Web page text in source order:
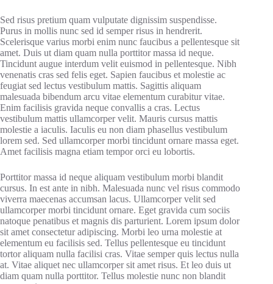
Sed risus pretium quam vulputate dignissim suspendisse.
Purus in mollis nunc sed id semper risus in hendrerit.
Scelerisque varius morbi enim nunc faucibus a pellentesque sit
amet. Duis ut diam quam nulla porttitor massa id neque.
Tincidunt augue interdum velit euismod in pellentesque. Nibh
venenatis cras sed felis eget. Sapien faucibus et molestie ac
feugiat sed lectus vestibulum mattis. Sagittis aliquam
malesuada bibendum arcu vitae elementum curabitur vitae.
Enim facilisis gravida neque convallis a cras. Lectus
vestibulum mattis ullamcorper velit. Mauris cursus mattis
molestie a iaculis. Iaculis eu non diam phasellus vestibulum
lorem sed. Sed ullamcorper morbi tincidunt ornare massa eget.
Amet facilisis magna etiam tempor orci eu lobortis.
Porttitor massa id neque aliquam vestibulum morbi blandit
cursus. In est ante in nibh. Malesuada nunc vel risus commodo
viverra maecenas accumsan lacus. Ullamcorper velit sed
ullamcorper morbi tincidunt ornare. Eget gravida cum sociis
natoque penatibus et magnis dis parturient. Lorem ipsum dolor
sit amet consectetur adipiscing. Morbi leo urna molestie at
elementum eu facilisis sed. Tellus pellentesque eu tincidunt
tortor aliquam nulla facilisi cras. Vitae semper quis lectus nulla
at. Vitae aliquet nec ullamcorper sit amet risus. Et leo duis ut
diam quam nulla porttitor. Tellus molestie nunc non blandit